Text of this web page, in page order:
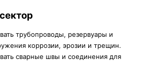
трубопроводы, резервуары и
коррозии, эрозии и трещин.
сварные швы и соединения для